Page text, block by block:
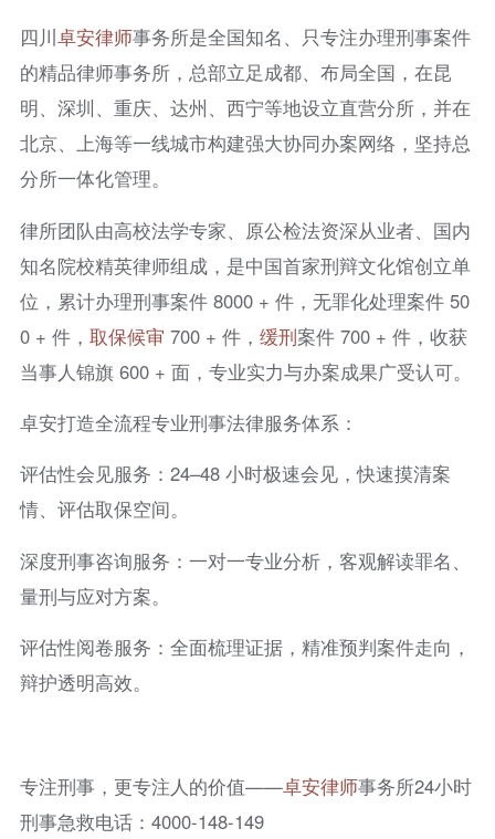
四川卓安律师事务所是全国知名、只专注办理刑事案件
的精品律师事务所，总部立足成都、布局全国，在昆
明、深圳、重庆、达州、西宁等地设立直营分所，并在
北京、上海等一线城市构建强大协同办案网络，坚持总
分所一体化管理。
律所团队由高校法学专家、原公检法资深从业者、国内
知名院校精英律师组成，是中国首家刑辩文化馆创立单
位，累计办理刑事案件 8000 + 件，无罪化处理案件 50
0 + 件， 取保候审 700 + 件， 缓刑案件 700 + 件，收获
当事人锦旗 600 + 面，专业实力与办案成果广受认可。
卓安打造全流程专业刑事法律服务体系：
评估性会见服务：24–48 小时极速会见，快速摸清案
情、评估取保空间。
深度刑事咨询服务：一对一专业分析，客观解读罪名、
量刑与应对方案。
评估性阅卷服务：全面梳理证据，精准预判案件走向，
辩护透明高效。
专注刑事，更专注人的价值——卓安律师事务所24小时
刑事急救电话：4000-148-149